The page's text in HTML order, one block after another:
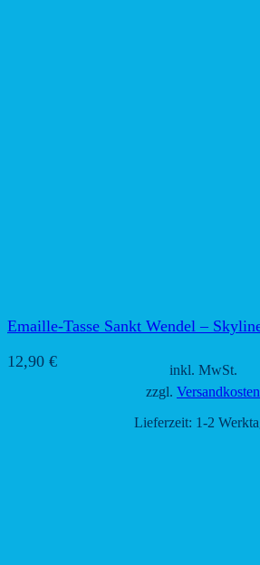
Emaille-Tasse Sankt Wendel –
12,90 €
inkl. MwSt.
zzgl. Versandkosten
Lieferzeit: 1-2